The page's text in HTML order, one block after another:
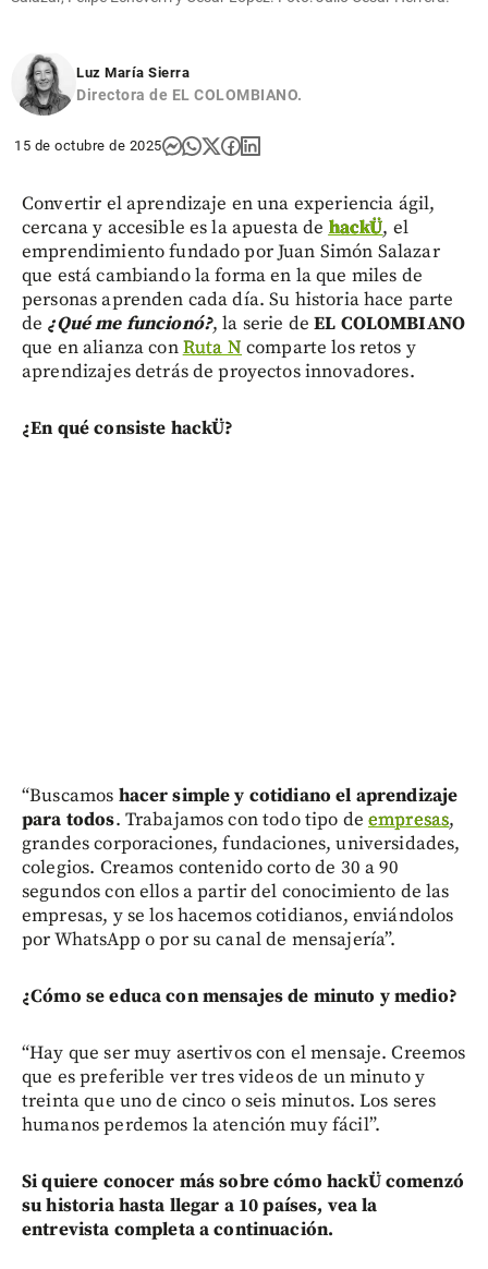
Luz María Sierra
Directora de EL COLOMBIANO.
15 de octubre de 2025
Convertir el aprendizaje en una experiencia ágil,
cercana y accesible es la apuesta de hackÜ, el
emprendimiento fundado por Juan Simón Salazar
que está cambiando la forma en la que miles de
personas aprenden cada día. Su historia hace parte
de ¿Qué me funcionó?, la serie deEL COLOMBIANO
que en alianza conRuta N comparte los retos y
aprendizajes detrás de proyectos innovadores.
¿En qué consiste hackÜ?
“Buscamos hacer simple y cotidiano el aprendizaje
para todos. Trabajamos con todo tipo deempresas,
grandes corporaciones, fundaciones, universidades,
colegios. Creamos contenido corto de 30 a 90
segundos con ellos a partir del conocimiento de las
empresas, y se los hacemos cotidianos, enviándolos
por WhatsApp o por su canal de mensajería”.
¿Cómo se educa con mensajes de minuto y medio?
“Hay que ser muy asertivos con el mensaje. Creemos
que es preferible ver tres videos de un minuto y
treinta que uno de cinco o seis minutos. Los seres
humanos perdemos la atención muy fácil”.
Si quiere conocer más sobre cómo hackÜ comenzó
su historia hasta llegar a 10 países, vea la
entrevista completa a continuación.